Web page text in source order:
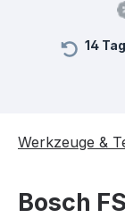
14
Werkzeuge &
Bosch